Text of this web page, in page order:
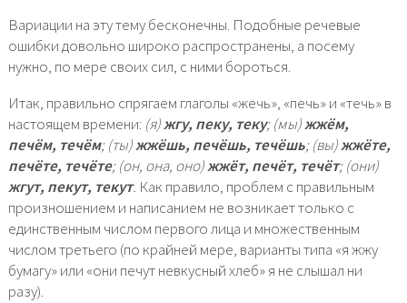
Вариации на эту тему бесконечны. Подобные речевые
ошибки довольно широко распространены, а посему
нужно, по мере своих сил, с ними бороться.
Итак, правильно спрягаем глаголы «жечь», «печь» и «течь» в
настоящем времени: (я)жгу, пеку, теку; (мы)жжём,
печём, течём; (ты)жжёшь, печёшь, течёшь; (вы)жжёте,
печёте, течёте; (он, она, оно)жжёт, печёт, течёт; (они)
жгут, пекут, текут. Как правило, проблем с правильным
произношением и написанием не возникает только с
единственным числом первого лица и множественным
числом третьего (по крайней мере, варианты типа «я жжу
бумагу» или «они печут невкусный хлеб» я не слышал ни
разу).